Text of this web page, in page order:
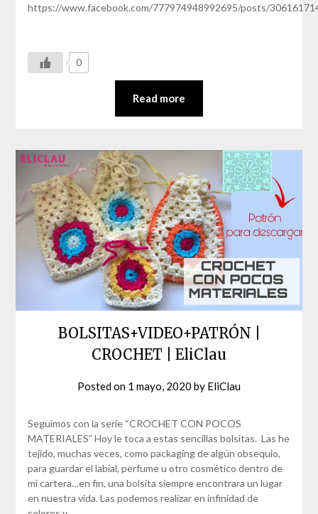
https://www.facebook.com/777974948992695/posts/
0
Read more
BOLSITAS+VIDEO+PATRÓN |
CROCHET | EliClau
Posted on 1 mayo, 2020 by EliClau
Seguimos con la serie “CROCHET CON POCOS
MATERIALES” Hoy le toca a estas sencillas bolsitas. Las he
tejido, muchas veces, como packaging de algún obsequio,
para guardar el labial, perfume u otro cosmético dentro de
mi cartera…en fin, una bolsita siempre encontrara un lugar
en nuestra vida. Las podemos realizar en infinidad de